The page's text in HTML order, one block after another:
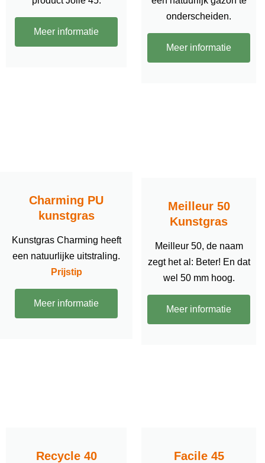
Meer informatie
onderscheiden.
Meer informatie
Charming PU
kunstgras
Kunstgras Charming heeft
een natuurlijke uitstraling.
Prijstip
Meer informatie
Meilleur 50
Kunstgras
Meilleur 50, de naam
zegt het al: Beter! En dat
wel 50 mm hoog.
Meer informatie
Recycle 40
Facile 45